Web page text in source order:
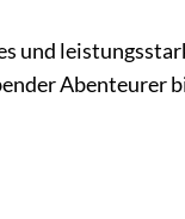
und
Abenteurer